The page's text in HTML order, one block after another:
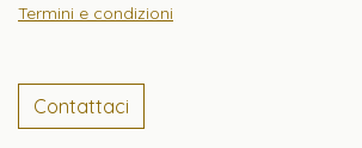
Termini e condizioni
Contattaci